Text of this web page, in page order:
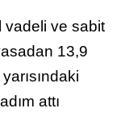
vadeli ve sabit
13,9
attı